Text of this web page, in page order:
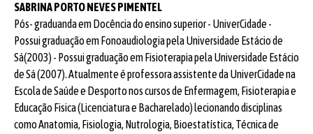
SABRINA PORTO NEVES PIMENTEL
Pós- graduanda em Docência do ensino superior - UniverCidade -
Possui graduação em Fonoaudiologia pela Universidade Estácio de
Sá(2003) - Possui graduação em Fisioterapia pela Universidade Estácio
de Sá (2007). Atualmente é professora assistente da UniverCidade na
Escola de Saúde e Desporto nos cursos de Enfermagem, Fisioterapia e
Educação Fisica (Licenciatura e Bacharelado) lecionando disciplinas
como Anatomia, Fisiologia, Nutrologia, Bioestatística, Técnica de